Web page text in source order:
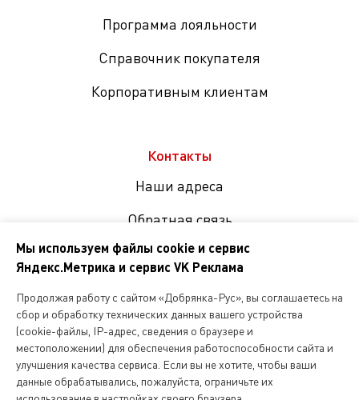
Программа лояльности
Справочник покупателя
Корпоративным клиентам
Контакты
Наши адреса
Обратная связь
соцсетях
Копирование и любое другое использование информации,
размещенной на сайте Dobryanka-rus.ru
допускается исключительно с письменного разрешения ООО
«Русская поварня»
Мы используем файлы cookie и сервис
Яндекс.Метрика и сервис VK Реклама
Продолжая работу с сайтом «Добрянка-Рус», вы соглашаетесь на
сбор и обработку технических данных вашего устройства
(cookie-файлы, IP-адрес, сведения о браузере и
местоположении) для обеспечения работоспособности сайта и
улучшения качества сервиса. Если вы не хотите, чтобы ваши
данные обрабатывались, пожалуйста, ограничьте их